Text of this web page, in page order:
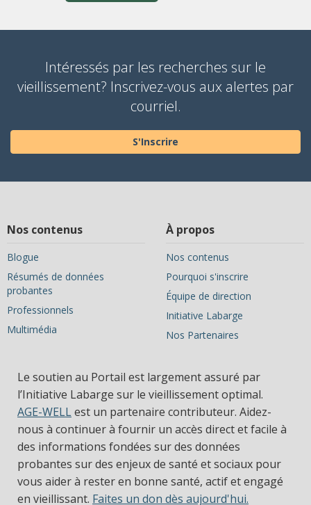
Intéressés par les recherches sur le
vieillissement? Inscrivez-vous aux alertes par
courriel.
S'Inscrire
Nos contenus
Blogue
Résumés de données
probantes
Professionnels
Multimédia
À propos
Nos contenus
Pourquoi s'inscrire
Équipe de direction
Initiative Labarge
Nos Partenaires
Le soutien au Portail est largement assuré par
l’Initiative Labarge sur le vieillissement optimal.
AGE-WELLest un partenaire contributeur. Aidez-
nous à continuer à fournir un accès direct et facile à
des informations fondées sur des données
probantes sur des enjeux de santé et sociaux pour
vous aider à rester en bonne santé, actif et engagé
en vieillissant. Faites un don dès aujourd'hui.